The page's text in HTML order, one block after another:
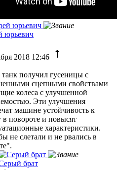
юрьевич
2018 12:46
получил гусеницы с
сцепными свойствами
колеса с улучшенной
Эти улучшения
машине устойчивость к
в повороте и повысят
характеристики.
не слетали и не рвались в
брат